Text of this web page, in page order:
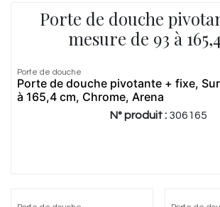
Porte de douche
mesure de 93 à
Porte de douche
Porte de douche pivotante + fixe,
à 165,4 cm, Chrome, Arena
N° produit : 306165